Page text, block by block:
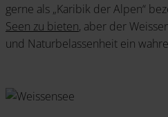
gerne als „Karibik der Alpen“
Seen zu bieten, aber der
und Naturbelassenheit ein